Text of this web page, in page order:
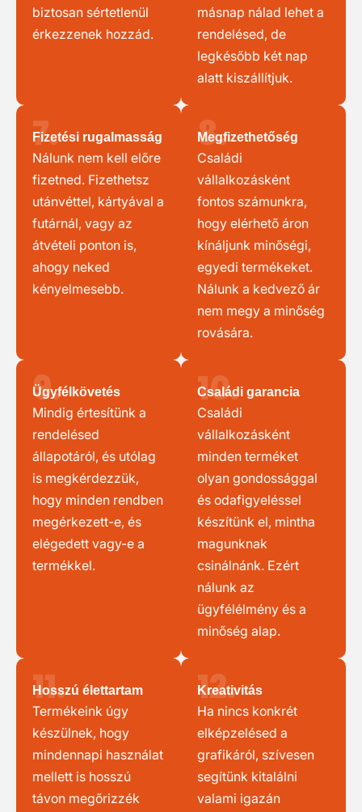
biztosan sértetlenül
érkezzenek hozzád.
másnap nálad lehet a
rendelésed, de
legkésőbb két nap
alatt kiszállítjuk.
7.
Fizetési rugalmasság
Nálunk nem kell előre
fizetned. Fizethetsz
utánvéttel, kártyával a
futárnál, vagy az
átvételi ponton is,
ahogy neked
kényelmesebb.
8.
Megfizethetőség
Családi
vállalkozásként
fontos számunkra,
hogy elérhető áron
kínáljunk minőségi,
egyedi termékeket.
Nálunk a kedvező ár
nem megy a minőség
rovására.
9.
Ügyfélkövetés
Mindig értesítünk a
rendelésed
állapotáról, és utólag
is megkérdezzük,
hogy minden rendben
megérkezett-e, és
elégedett vagy-e a
termékkel.
10.
Családi garancia
Családi
vállalkozásként
minden terméket
olyan gondossággal
és odafigyeléssel
készítünk el, mintha
magunknak
csinálnánk. Ezért
nálunk az
ügyfélélmény és a
minőség alap.
11.
Hosszú élettartam
Termékeink úgy
készülnek, hogy
mindennapi használat
mellett is hosszú
távon megőrizzék
12.
Kreativitás
Ha nincs konkrét
elképzelésed a
grafikáról, szívesen
segítünk kitalálni
valami igazán